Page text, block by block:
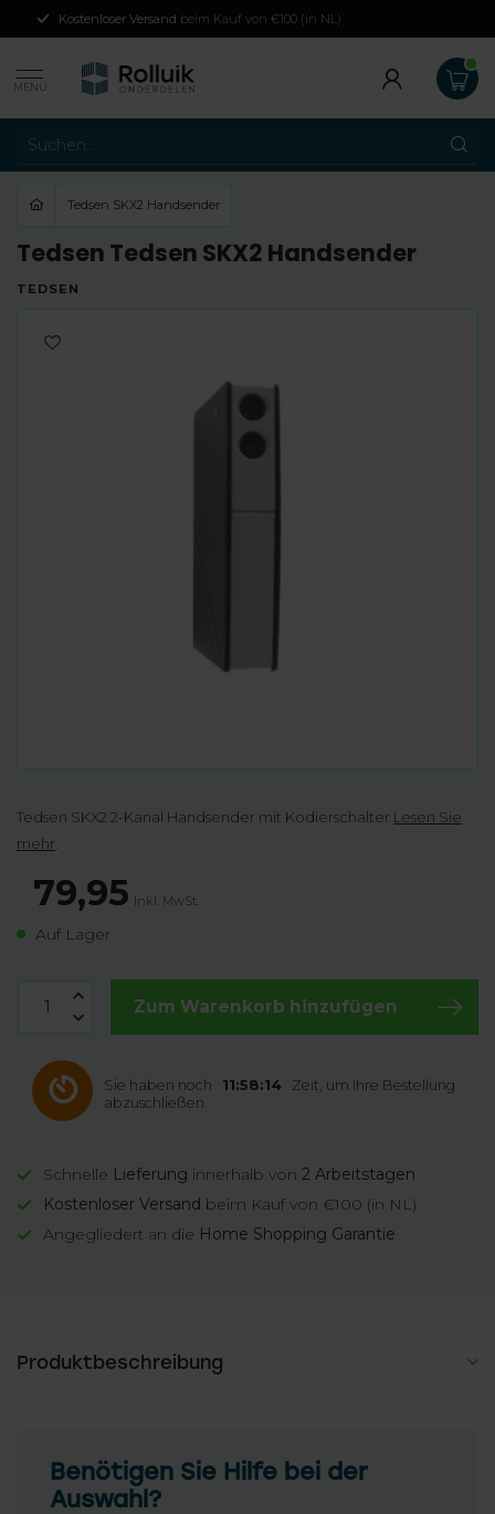
Kostenloser Versand beim Kauf von €100 (in NL)
MENU
Tedsen SKX2 Handsender
Tedsen Tedsen SKX2 Handsender
TEDSEN
Tedsen SKX2 2-Kanal Handsender mit Kodierschalter Lesen Sie
mehr
79,95 Inkl. MwSt.
Auf Lager
Zum Warenkorb hinzufügen
Sie haben noch 11:58:13
Zeit, um Ihre Bestellung
abzuschließen.
Schnelle Lieferung innerhalb von 2 Arbeitstagen
Kostenloser Versand beim Kauf von €100 (in NL)
Angegliedert an die Home Shopping Garantie
Produktbeschreibung
Benötigen Sie Hilfe bei der
Auswahl?